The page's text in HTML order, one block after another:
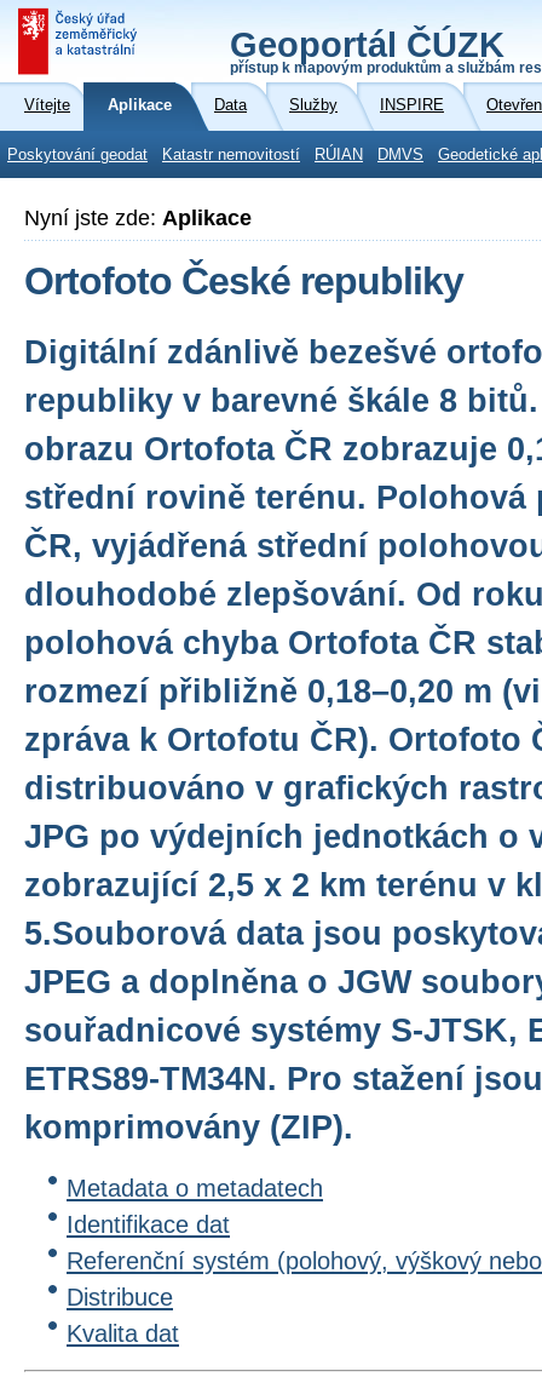
Geoportál ČÚZK
přístup k mapovým produktům a službám
Vítejte Aplikace Data Služby INSPIRE
Poskytování geodat Katastr nemovitostí RÚIAN DMVS Geodetické
Nyní jste zde: Aplikace
Ortofoto České republiky
Digitální zdánlivě bezešvé
republiky v barevné škále 8
obrazu Ortofota ČR zobrazuje
střední rovině terénu. Polohová
ČR, vyjádřená střední
dlouhodobé zlepšování. Od
polohová chyba Ortofota ČR
rozmezí přibližně 0,18–0,20 m
zpráva k Ortofotu ČR). Ortofoto
distribuováno v grafických
JPG po výdejních jednotkách o
zobrazující 2,5 x 2 km terénu v
5.Souborová data jsou
JPEG a doplněna o JGW
souřadnicové systémy S-JTSK,
ETRS89-TM34N. Pro stažení
komprimovány (ZIP).
Metadata o metadatech
Identifikace dat
Referenční systém (polohový, výškový
Distribuce
Kvalita dat